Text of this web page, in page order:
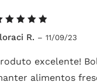
de 5
R. – 11/09/23
excelente!
alimentos